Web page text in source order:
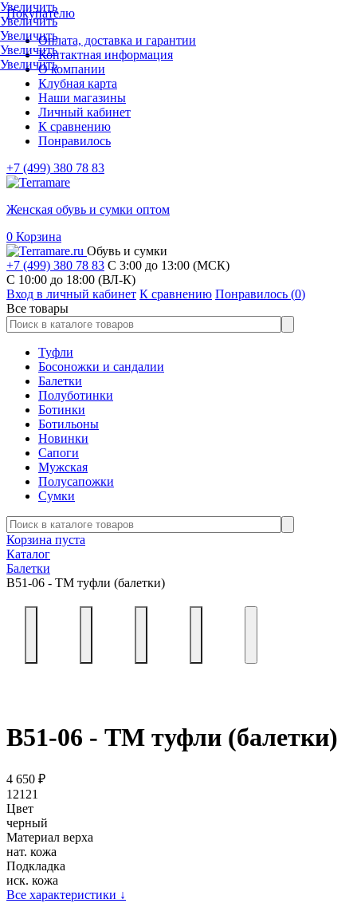
Покупателю
Оплата, доставка и гарантии
Контактная информация
О компании
Клубная карта
Наши магазины
Личный кабинет
К сравнению
Понравилось
+7 (499) 380 78 83
Женская обувь и сумки оптом
0 Корзина
Обувь и сумки
+7 (499) 380 78 83 С 3:00 до 13:00 (МСК)
C 10:00 до 18:00 (ВЛ-К)
Вход в личный кабинет К сравнению Понравилось (0)
Все товары
Туфли
Босоножки и сандалии
Балетки
Полуботинки
Ботинки
Ботильоны
Новинки
Сапоги
Мужская
Полусапожки
Сумки
Корзина пуста
Каталог
Балетки
В51-06 - ТМ туфли (балетки)
Увеличить
Увеличить
Увеличить
Увеличить
Увеличить
В51-06 - ТМ туфли (балетки)
4 650 ₽
12121
Цвет
черный
Материал верха
нат. кожа
Подкладка
иск. кожа
Все характеристики ↓